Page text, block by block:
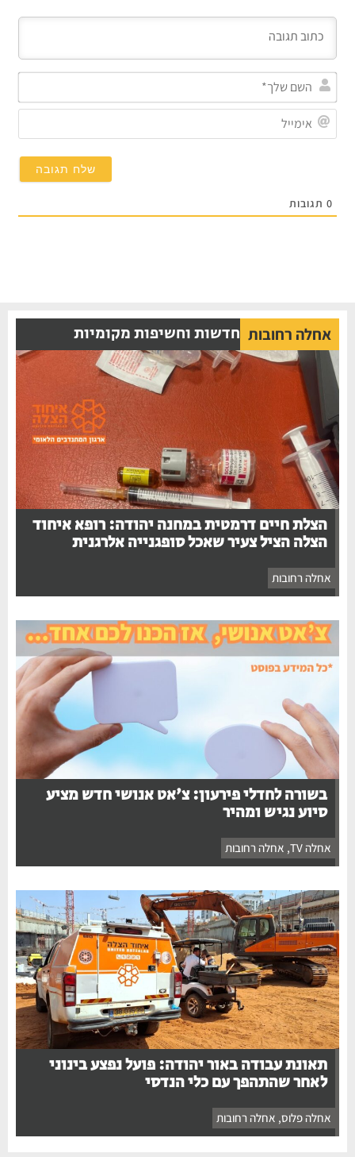
0תגובות
אחלה רחובות חדשות וחשיפות מקומיות
הצלת חיים דרמטית במחנה יהודה: רופא איחוד
הצלה הציל צעיר שאכל סופגנייה אלרגנית
אחלה רחובות
בשורה לחדלי פירעון: צ'אט אנושי חדש מציע
סיוע נגיש ומהיר
אחלה TV , אחלה רחובות
תאונת עבודה באור יהודה: פועל נפצע בינוני
לאחר שהתהפך עם כלי הנדסי
אחלה פלוס, אחלה רחובות